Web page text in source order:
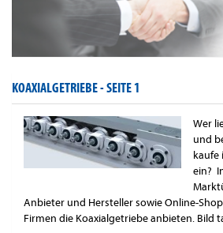
KOAXIALGETRIEBE -SEITE 1
Wer
und
kaufe
ein?
Anbieter und Hersteller sowie Online-
Firmen die Koaxialgetriebe anbieten. Bild